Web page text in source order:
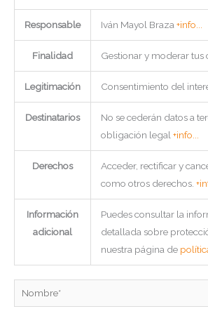
Responsable Iván Mayol Braza +info...
Finalidad Gestionar y moderar tus
Legitimación Consentimiento del
Destinatarios
No se cederán datos a
obligación legal +info...
Derechos
Acceder, rectificar y
como otros derechos.
Información
adicional
Puedes consultar la
detallada sobre
nuestra página de
Nombre*